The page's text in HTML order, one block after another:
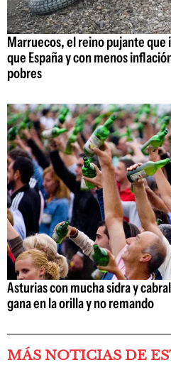
Marruecos, el reino pujante que
que España y con menos
pobres
Asturias con mucha sidra y
gana en la orilla y no remando
MÁS NOTICIAS DE